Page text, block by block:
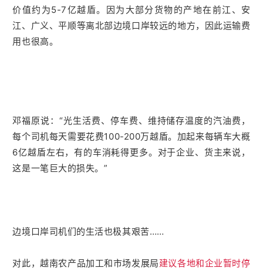
价值约为5-7亿越盾。因为大部分货物的产地在前江、安
江、广义、平顺等离北部边境口岸较远的地方，因此运输费
用也很高。
邓福原说：“光生活费、停车费、维持储存温度的汽油费，
每个司机每天需要花费100-200万越盾。加起来每辆车大概
6亿越盾左右，有的车消耗得更多。对于企业、货主来说，
这是一笔巨大的损失。”
边境口岸司机们的生活也极其艰苦……
对此，越南农产品加工和市场发展局建议各地和企业暂时停